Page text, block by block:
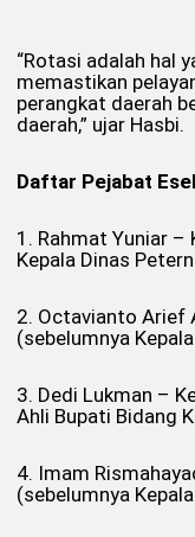
“Rotasi adalah hal
memastikan
perangkat daerah
daerah,” ujar Hasbi.
Daftar Pejabat
1. Rahmat Yuniar –
Kepala Dinas
2. Octavianto Arief
(sebelumnya
3. Dedi Lukman –
Ahli Bupati Bidang
4. Imam
(sebelumnya